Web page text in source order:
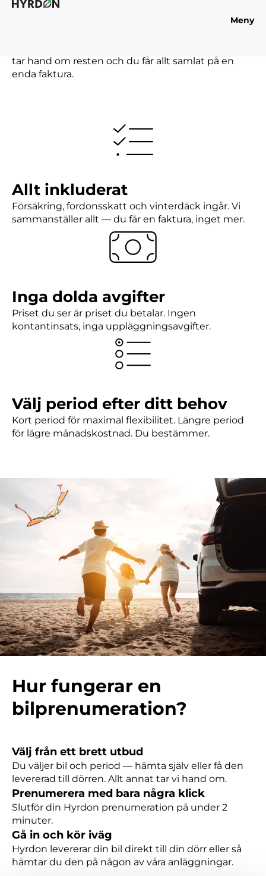
Meny
tar hand om resten och du får allt samlat på en
enda faktura.
Allt inkluderat
Försäkring, fordonsskatt och vinterdäck ingår. Vi
sammanställer allt — du får en faktura, inget mer.
Inga dolda avgifter
Priset du ser är priset du betalar. Ingen
kontantinsats, inga uppläggningsavgifter.
Välj period efter ditt behov
Kort period för maximal flexibilitet. Längre period
för lägre månadskostnad. Du bestämmer.
Hur fungerar en
bilprenumeration?
Välj från ett brett utbud
Du väljer bil och period — hämta själv eller få den
levererad till dörren. Allt annat tar vi hand om.
Prenumerera med bara några klick
Slutför din Hyrdon prenumeration på under 2
minuter.
Gå in och kör iväg
Hyrdon levererar din bil direkt till din dörr eller så
hämtar du den på någon av våra anläggningar.